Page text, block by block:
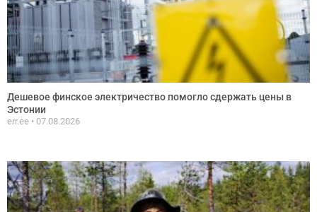
Дешевое финское электричество помогло сдержать цены в
Эстонии
err.ee 07.08.2026